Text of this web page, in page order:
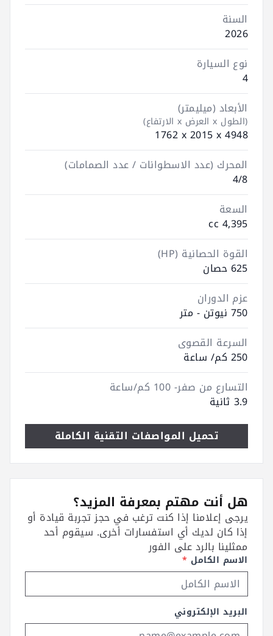
السنة
2026
نوع السيارة
4
الأبعاد (ميليمتر)
(الطول x العرض x الارتفاع)
4948 ‮x‬ 2015 ‮x‬ 1762
المحرك (عدد الاسطوانات / عدد الصمامات)
4/8
السعة
4,395 cc
القوة الحصانية (HP)
625 حصان
عزم الدوران
750 نيوتن - متر
السرعة القصوى
250 كم/ ساعة
التسارع من صفر- 100 كم/ساعة
3.9 ثانية
تحميل المواصفات التقنية الكاملة
هل أنت مهتم بمعرفة المزيد؟
يرجى إعلامنا إذا كنت ترغب في حجز تجربة قيادة أو
إذا كان لديك أي استفسارات أخرى. سيقوم أحد
ممثلينا بالرد على الفور
الاسم الكامل *
البريد الإلكتروني